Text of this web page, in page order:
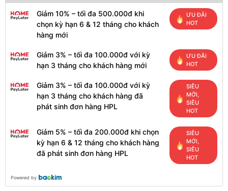
Giảm 10% – tối đa 500.000đ khi
chọn kỳ hạn 6 & 12 tháng cho khách
hàng mới
ƯU ĐÃI
HOT
Giảm 3% – tối đa 100.000đ với kỳ
hạn 3 tháng cho khách hàng mới
ƯU ĐÃI
HOT
Giảm 3% – tối đa 100.000đ với kỳ
hạn 3 tháng cho khách hàng đã
phát sinh đơn hàng HPL
SIÊU
MỚI,
SIÊU
HOT
Giảm 5% – tối đa 200.000đ khi chọn
kỳ hạn 6 & 12 tháng cho khách hàng
đã phát sinh đơn hàng HPL
SIÊU
MỚI,
SIÊU
HOT
Powered by